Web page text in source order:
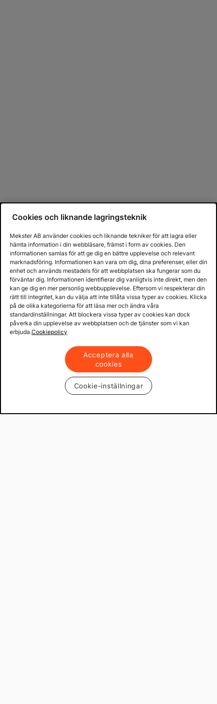
Cookies och liknande lagringsteknik
Mekster AB använder cookies och liknande tekniker för att lagra eller
hämta information i din webbläsare, främst i form av cookies. Den
informationen samlas för att ge dig en bättre upplevelse och relevant
marknadsföring. Informationen kan vara om dig, dina preferenser, eller din
enhet och används mestadels för att webbplatsen ska fungerar som du
förväntar dig. Informationen identifierar dig vanligtvis inte direkt, men den
kan ge dig en mer personlig webbupplevelse. Eftersom vi respekterar din
rätt till integritet, kan du välja att inte tillåta vissa typer av cookies. Klicka
på de olika kategorierna för att läsa mer och ändra våra
standardinställningar. Att blockera vissa typer av cookies kan dock
påverka din upplevelse av webbplatsen och de tjänster som vi kan
erbjuda.Cookiepolicy
Acceptera alla
cookies
Cookie-inställningar